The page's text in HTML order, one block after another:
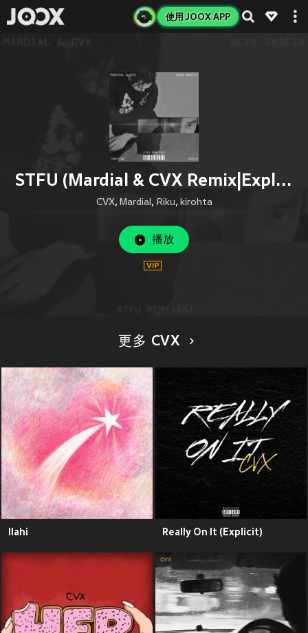
使用 JOOX APP
STFU (Mardial & CVX Remix|Explicit)
CVX, Mardial, Riku, kirohta
播放
更多 CVX
Ilahi Really On It (Explicit)